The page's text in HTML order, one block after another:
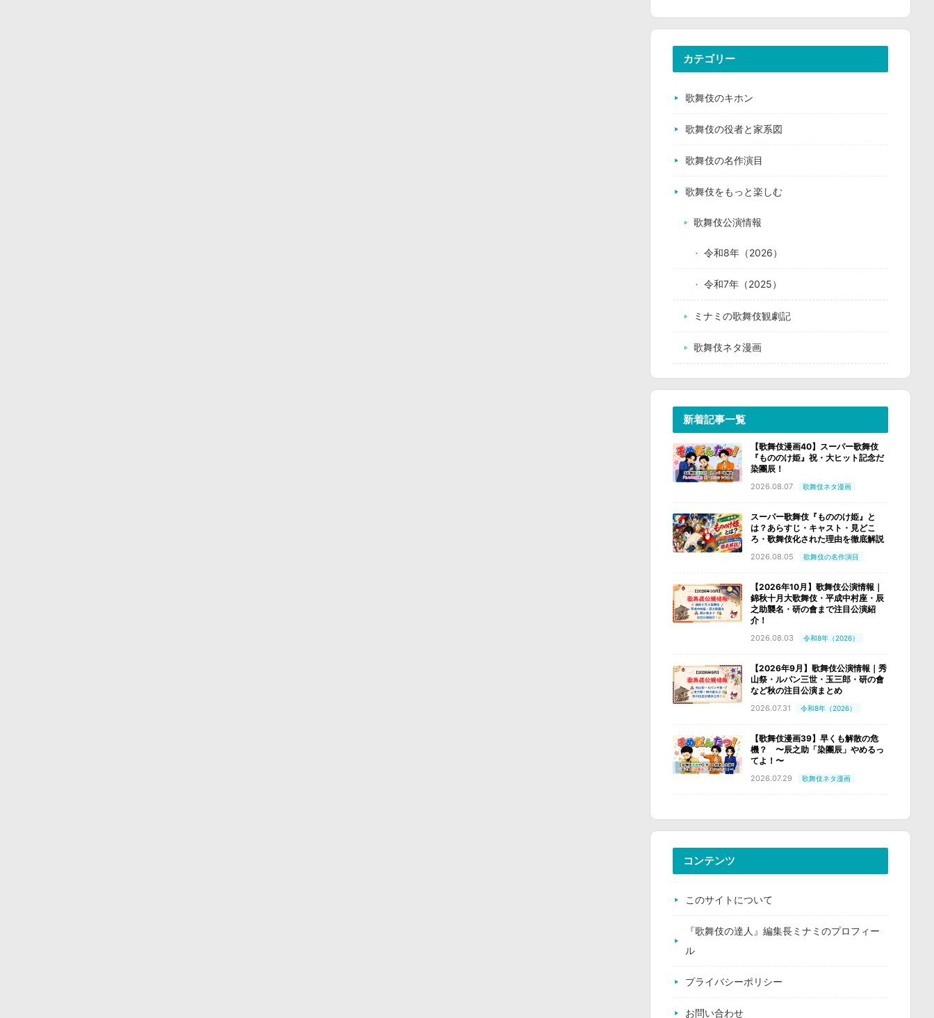
カテゴリー
歌舞伎のキホン
歌舞伎の役者と家系図
歌舞伎の名作演目
歌舞伎をもっと楽しむ
歌舞伎公演情報
令和8年（2026）
令和7年（2025）
ミナミの歌舞伎観劇記
歌舞伎ネタ漫画
新着記事一覧
【歌舞伎漫画40】スーパー歌舞伎
『もののけ姫』祝・大ヒット記念だ
染團辰！
2026.08.07 歌舞伎ネタ漫画
スーパー歌舞伎『もののけ姫』と
は？あらすじ・キャスト・見どこ
ろ・歌舞伎化された理由を徹底解説
2026.08.05 歌舞伎の名作演目
【2026年10月】歌舞伎公演情報｜
錦秋十月大歌舞伎・平成中村座・辰
之助襲名・研の會まで注目公演紹
介！
2026.08.03 令和8年（2026）
【2026年9月】歌舞伎公演情報｜秀
山祭・ルパン三世・玉三郎・研の會
など秋の注目公演まとめ
2026.07.31 令和8年（2026）
【歌舞伎漫画39】早くも解散の危
機？ 〜辰之助「染團辰」やめるっ
てよ！〜
2026.07.29 歌舞伎ネタ漫画
コンテンツ
このサイトについて
『歌舞伎の達人』編集長ミナミのプロフィー
ル
プライバシーポリシー
お問い合わせ